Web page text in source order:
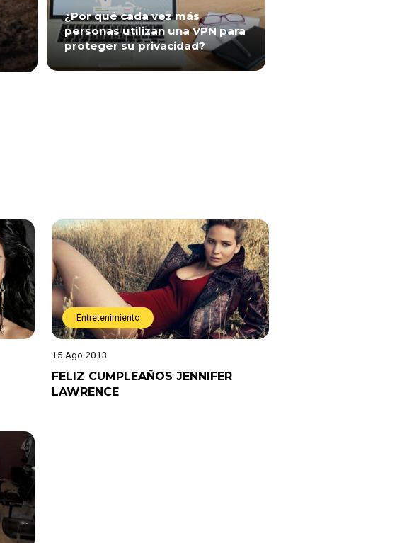
¿Por qué cada vez más
personas utilizan una VPN para
proteger su privacidad?
Entretenimiento
15 Ago 2013
FELIZ CUMPLEAÑOS JENNIFER
LAWRENCE